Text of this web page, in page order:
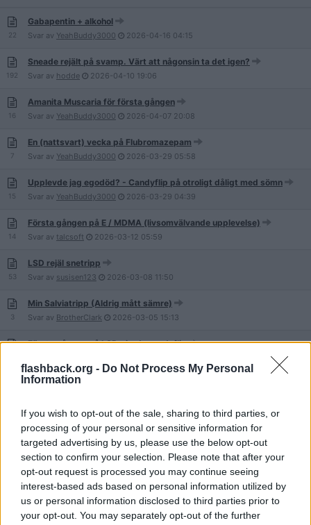
flashback.org - Do Not Process My Personal
Information
If you wish to opt-out of the sale, sharing to third parties, or
processing of your personal or sensitive information for
targeted advertising by us, please use the below opt-out
section to confirm your selection. Please note that after your
opt-out request is processed you may continue seeing
interest-based ads based on personal information utilized by
us or personal information disclosed to third parties prior to
your opt-out. You may separately opt-out of the further
22
Gabapentin + alkohol
Svar av YeahBuddy3000 2026-04-16 04:15
192
Sneade rejält på svamp. Värt att någonsin ta det igen?
Svar av hodde 2026-04-10 19:06
16
Amanita Muscaria för första gången
Svar av YeahBuddy3000 2026-04-07 20:08
7
En (nattsvart) vecka på Flubromazepam
Svar av YeahBuddy3000 2026-03-29 05:58
15
Upplevde jag egodöd? - Candyflip på otroligt dåligt med sömn
Svar av YeahBuddy3000 2026-03-29 04:39
14
Första gången på E / MDMA (livsomvälvande upplevelse)
Svar av talcsoft 2026-03-12 05:59
53
LSD rejäl snetripp
Svar av susisen123 2026-03-08 11:50
3
Min Salviatripp (Aldrig mått sämre)
Svar av BrotherClark 2026-03-05 15:13
Första gången på LSD gjorde candyflip
Tramadol + Orgasm
Keruber, serafer och Messias - Psilocybe Semilanceata
Svar avAvkodad 2026-02-01 21:43
Gräs+stress/ångest resulterade i snerus
Svar av jontespungkula 2026-01-15 19:44
Mitt första möte med liv i hyperspace (DMT)
Svar avGevo9667 2026-01-1413:30